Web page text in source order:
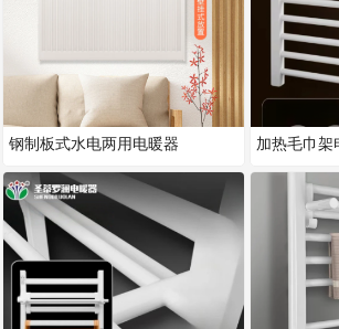
钢制板式水电两用电暖器 加热毛巾架